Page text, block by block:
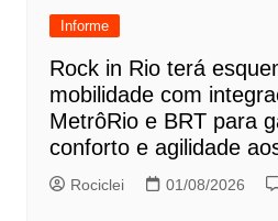
Informe
Rock in Rio terá
mobilidade com
MetrôRio e BRT para
conforto e agilidade
Rociclei 01/08/2026